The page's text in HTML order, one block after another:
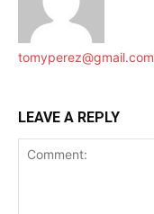
tomyperez@gmail.com
LEAVE A REPLY